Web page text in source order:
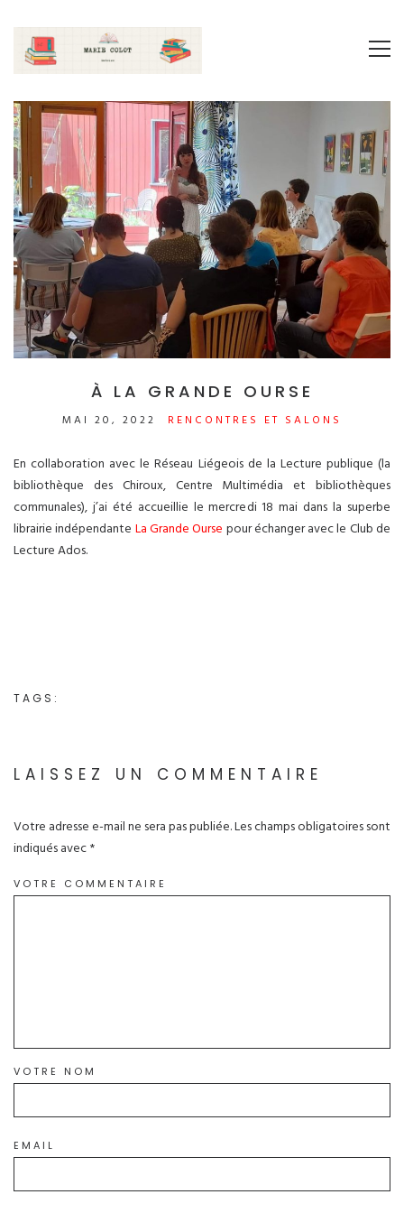
À LA GRANDE OURSE
MAI 20, 2022 RENCONTRES ET SALONS
En collaboration avec le Réseau Liégeois de la Lecture publique (la
bibliothèque des Chiroux, Centre Multimédia et bibliothèques
communales), j’ai été accueillie le mercredi 18 mai dans la superbe
librairie indépendante La Grande Ourse pour échanger avec le Club de
Lecture Ados.
TAGS:
LAISSEZ UN COMMENTAIRE
Votre adresse e-mail ne sera pas publiée.Les champs obligatoires sont
indiqués avec*
VOTRE COMMENTAIRE
VOTRE NOM
EMAIL